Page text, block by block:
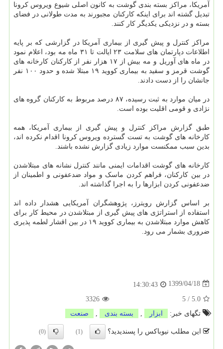
آمریکا، مراکز بسته بندی گوشت به کانون اصلی شیوع ویروس کرونا
تبدیل گشته اند برای اینکه کارکنان مجبورند به مدت طولانی در فضای
بسته و در نزدیکی یکدیگر کار کنند.
مراکز کنترل و پیش گیری از بیماری آمریکا در گزارشی که بر پایه
اطلاعات دپارتمان های سلامت ۲۳ ایالت تا ۳۱ ماه مه بود، اعلام نمود
در ماه های آوریل و مه بیش از ۱۷ هزار نفر از کارکنان کارخانه های
گوشت قرمز و سفید به بیماری کووید ۱۹ مبتلا شده و حدود ۱۰۰ نفر
جانشان را از دست دادند.
در میان موارد به ثبت رسیده، ۸۷ درصد مربوط به کارکنان گروه های
نژادی و قومی اقلیت بوده است.
طبق گزارش مراکز کنترل و پیش گیری از بیماری آمریکا، همه
کارخانه های گوشت به تست گسترده ویروس کرونا اقدام نکرده اند،
بدین سبب ممکنست موارد زیادی گزارش نشده باشند.
کارخانه های گوشت اقدامات ایمنی مانند کنترل نشانه های مبتلاشدن
در بین کارکنان، فراهم کردن ماسک و مواد ضدعفونی و اطمینان از
ضدعفونی کردن ابزارها را به اجرا گذاشته اند.
بر اساس گزارش رویترز، پژوهشگران آمریکایی هشدار داده اند
استفاده از استراتژی های پیش گیری از مبتلاشدن در محیط کار برای
کاهش موارد مبتلاشدن به بیماری کووید ۱۹ در بین اقشار لطمه پذیری
ضروری بشمار می رود.
1399/04/18
14:30:43
5.0
/
5
3326
تگهای خبر:
ابزار بسته بندی صنعت
این مطلب نیوباکس را پسندیدید؟ (1)
(0)